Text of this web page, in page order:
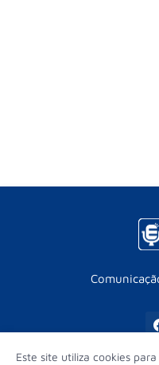
Este site utiliza cookies